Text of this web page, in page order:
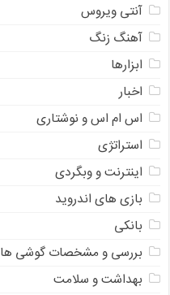
آنتی ویروس
آهنگ زنگ
ابزارها
اخبار
اس ام اس و نوشتاری
استراتژی
اینترنت و وبگردی
بازی های اندروید
بانکی
بررسی و مشخصات گوشی ها
بهداشت و سلامت